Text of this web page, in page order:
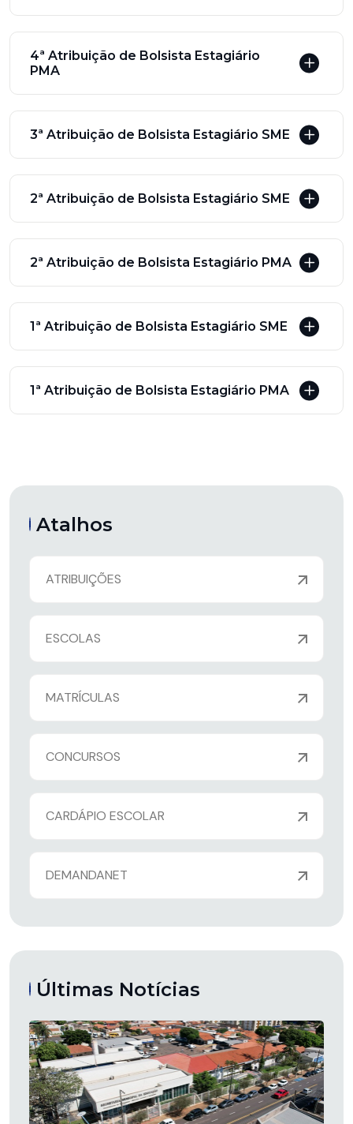
4ª Atribuição de Bolsista Estagiário
PMA
3ª Atribuição de Bolsista Estagiário SME
2ª Atribuição de Bolsista Estagiário SME
2ª Atribuição de Bolsista Estagiário PMA
1ª Atribuição de Bolsista Estagiário SME
1ª Atribuição de Bolsista Estagiário PMA
Atalhos
ATRIBUIÇÕES
ESCOLAS
MATRÍCULAS
CONCURSOS
CARDÁPIO ESCOLAR
DEMANDANET
Últimas Notícias